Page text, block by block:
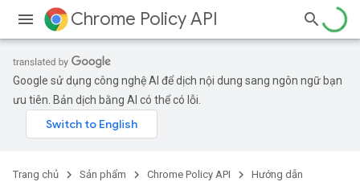
Chrome Policy API
Google sử dụng công nghệ AI để dịch nội dung sang ngôn ngữ bạn
ưu tiên. Bản dịch bằng AI có thể có lỗi.
Trang chủ Sản phẩm Chrome Policy API Hướng dẫn